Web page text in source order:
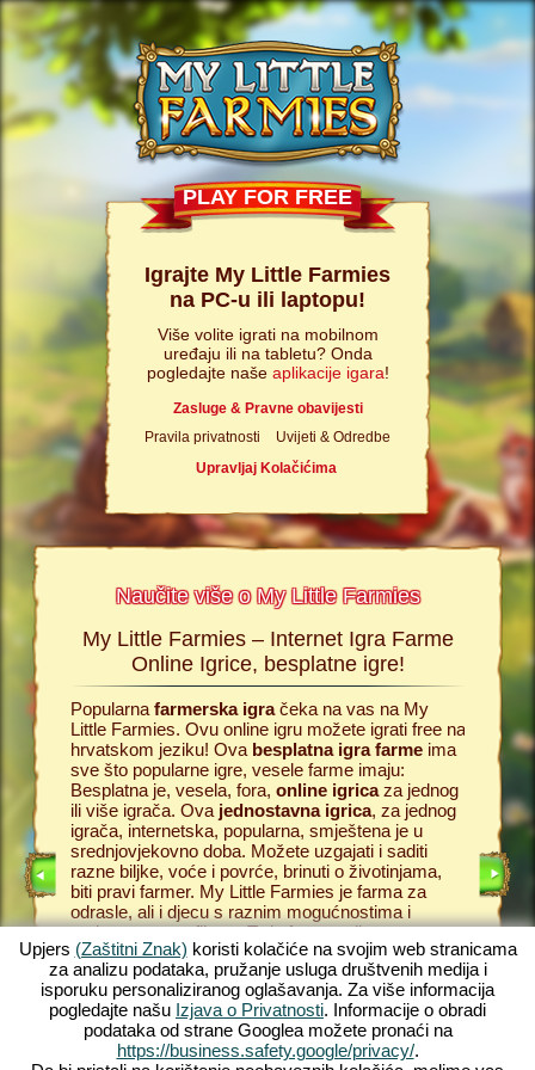
PLAY FOR FREE
Igrajte My Little Farmies
na PC-u ili laptopu!
Više volite igrati na mobilnom
uređaju ili na tabletu? Onda
pogledajte naše aplikacije igara!
Zasluge & Pravne obavijesti
Pravila privatnosti
Uvijeti & Odredbe
Upravljaj Kolačićima
Naučite više o My Little Farmies
My Little Farmies – Internet Igra Farme
Online Igrice, besplatne igre!
Popularna farmerska igračeka na vas na My
Little Farmies. Ovu online igru možete igrati free na
hrvatskom jeziku! Ova besplatna igra farmeima
sve što popularne igre, vesele farme imaju:
Besplatna je, vesela, fora, online igricaza jednog
ili više igrača. Ova jednostavna igrica, za jednog
igrača, internetska, popularna, smještena je u
srednjovjekovno doba. Možete uzgajati i saditi
razne biljke, voće i povrće, brinuti o životinjama,
biti pravi farmer. My Little Farmies je farma za
odrasle, ali i djecu s raznim mogućnostima i
prekrasnom grafikom. To je funny online game,
besplatna farmasa mnogim mogućnostima: od
uzgoja povrća do uzgoja stoke. Susresti ćete
tradicionalne farmerske životinje kao što je Svinja
Mangalica ili Svilasta Kokoš. Stvorite uspješnu
farmu na selu na My Little Farmies – to je jedna od
najboljih besplatnih, online igara, zaigrajte
trebate
online
se
pa ga
Tako
farme
posjetiti
uživali u
Doživite
Upjers (Zaštitni Znak) koristi kolačiće na svojim web stranicama
za analizu podataka, pružanje usluga društvenih medija i
isporuku personaliziranog oglašavanja. Za više informacija
pogledajte našu Izjava o Privatnosti. Informacije o obradi
podataka od strane Googlea možete pronaći na
https://business.safety.google/privacy/.